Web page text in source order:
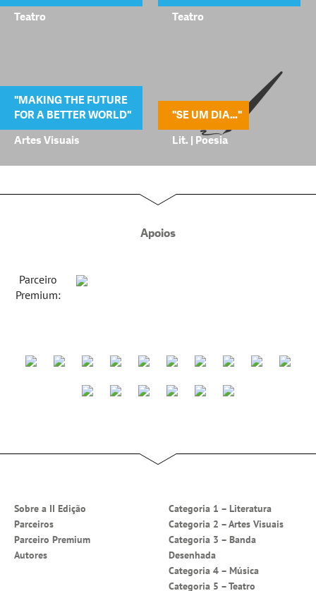
Teatro
Teatro
"MAKING THE FUTURE
FOR A BETTER WORLD"
Artes Visuais
"SE UM DIA…"
Lit. | Poesia
Apoios
Parceiro
Premium:
Sobre a II Edição
Parceiros
Parceiro Premium
Autores
Categoria 1 – Literatura
Categoria 2 – Artes Visuais
Categoria 3 – Banda
Desenhada
Categoria 4 – Música
Categoria 5 – Teatro